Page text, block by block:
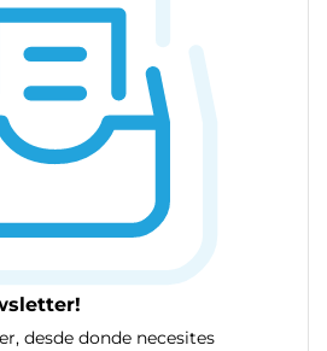
desde donde necesites